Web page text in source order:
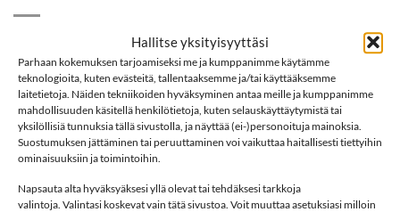
Hallitse yksityisyyttäsi
Parhaan kokemuksen tarjoamiseksi me ja kumppanimme käytämme
teknologioita, kuten evästeitä, tallentaaksemme ja/tai käyttääksemme
laitetietoja. Näiden tekniikoiden hyväksyminen antaa meille ja kumppanimme
mahdollisuuden käsitellä henkilötietoja, kuten selauskäyttäytymistä tai
yksilöllisiä tunnuksia tällä sivustolla, ja näyttää (ei-)personoituja mainoksia.
Suostumuksen jättäminen tai peruuttaminen voi vaikuttaa haitallisesti tiettyihin
ominaisuuksiin ja toimintoihin.
Napsauta alta hyväksyäksesi yllä olevat tai tehdäksesi tarkkoja
valintoja. Valintasi koskevat vain tätä sivustoa. Voit muuttaa asetuksiasi milloin
Arvio5
5:stä
perustuen
1
asiakkaan
arvotukseen.
4,99€
Koko
NAME IT NBMNOBBU sukat, Island Fossil määrä
LISÄÄ OSTOSKORIIN